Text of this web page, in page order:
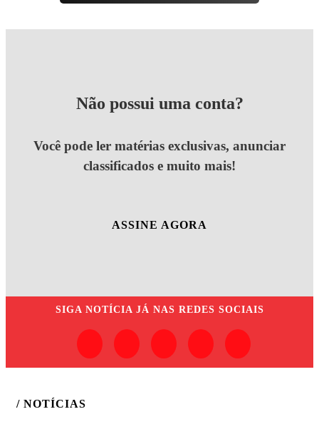
Não possui uma conta?
Você pode ler matérias exclusivas, anunciar
classificados e muito mais!
ASSINE AGORA
SIGA NOTÍCIA JÁ NAS REDES SOCIAIS
/ NOTÍCIAS